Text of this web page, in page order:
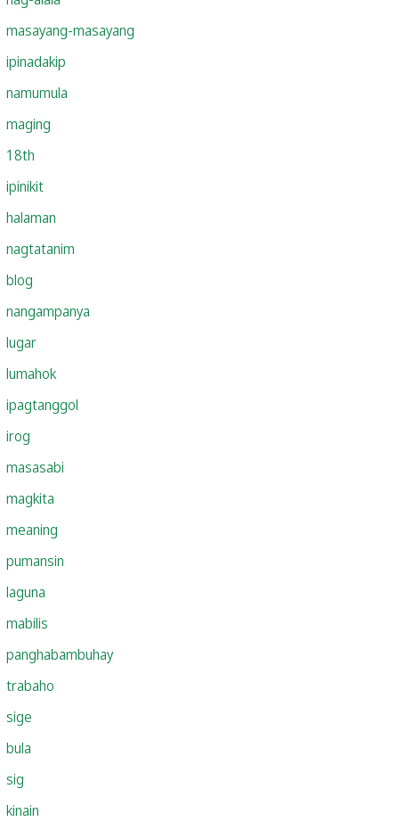
masayang-masayang
ipinadakip
namumula
maging
18th
ipinikit
halaman
nagtatanim
blog
nangampanya
lugar
lumahok
ipagtanggol
irog
masasabi
magkita
meaning
pumansin
laguna
mabilis
panghabambuhay
trabaho
sige
bula
sig
kinain